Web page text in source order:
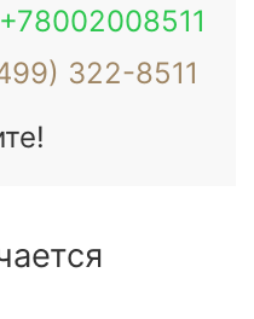
+78002008511
322-8511